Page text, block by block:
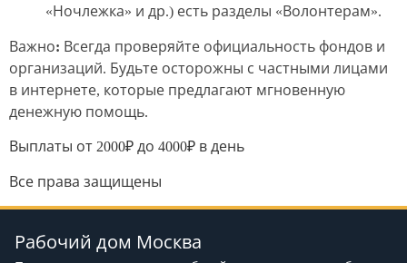
«Ночлежка» и др.) есть разделы «Волонтерам».
Важно: Всегда проверяйте официальность фондов и
организаций. Будьте осторожны с частными лицами
в интернете, которые предлагают мгновенную
денежную помощь.
Выплаты от 2000₽ до 4000₽ в день
Все права защищены
Рабочий дом Москва